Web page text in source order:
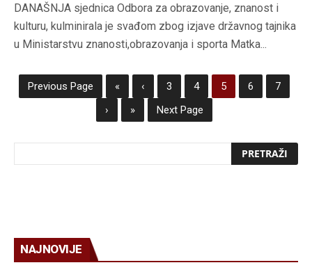
DANAŠNJA sjednica Odbora za obrazovanje, znanost i
kulturu, kulminirala je svađom zbog izjave državnog tajnika
u Ministarstvu znanosti,obrazovanja i sporta Matka...
Previous Page « ‹ 3 4 5 6
7
›
» Next Page
NAJNOVIJE